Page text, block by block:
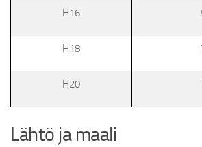
H16
H18
H20
Lähtö ja maali